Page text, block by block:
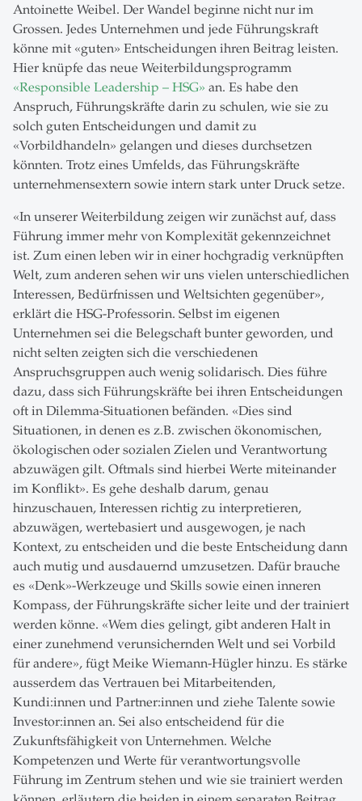
Antoinette Weibel. Der Wandel beginne nicht nur im
Grossen. Jedes Unternehmen und jede Führungskraft
könne mit «guten» Entscheidungen ihren Beitrag leisten.
Hier knüpfe das neue Weiterbildungsprogramm
«Responsible Leadership – HSG» an. Es habe den
Anspruch, Führungskräfte darin zu schulen, wie sie zu
solch guten Entscheidungen und damit zu
«Vorbildhandeln» gelangen und dieses durchsetzen
könnten. Trotz eines Umfelds, das Führungskräfte
unternehmensextern sowie intern stark unter Druck setze.
«In unserer Weiterbildung zeigen wir zunächst auf, dass
Führung immer mehr von Komplexität gekennzeichnet
ist. Zum einen leben wir in einer hochgradig verknüpften
Welt, zum anderen sehen wir uns vielen unterschiedlichen
Interessen, Bedürfnissen und Weltsichten gegenüber»,
erklärt die HSG-Professorin. Selbst im eigenen
Unternehmen sei die Belegschaft bunter geworden, und
nicht selten zeigten sich die verschiedenen
Anspruchsgruppen auch wenig solidarisch. Dies führe
dazu, dass sich Führungskräfte bei ihren Entscheidungen
oft in Dilemma-Situationen befänden. «Dies sind
Situationen, in denen es z.B. zwischen ökonomischen,
ökologischen oder sozialen Zielen und Verantwortung
abzuwägen gilt. Oftmals sind hierbei Werte miteinander
im Konflikt». Es gehe deshalb darum, genau
hinzuschauen, Interessen richtig zu interpretieren,
abzuwägen, wertebasiert und ausgewogen, je nach
Kontext, zu entscheiden und die beste Entscheidung dann
auch mutig und ausdauernd umzusetzen. Dafür brauche
es «Denk»-Werkzeuge und Skills sowie einen inneren
Kompass, der Führungskräfte sicher leite und der trainiert
werden könne. «Wem dies gelingt, gibt anderen Halt in
einer zunehmend verunsichernden Welt und sei Vorbild
für andere», fügt Meike Wiemann-Hügler hinzu. Es stärke
ausserdem das Vertrauen bei Mitarbeitenden,
Kundi:innen und Partner:innen und ziehe Talente sowie
Investor:innen an. Sei also entscheidend für die
Zukunftsfähigkeit von Unternehmen. Welche
Kompetenzen und Werte für verantwortungsvolle
Führung im Zentrum stehen und wie sie trainiert werden